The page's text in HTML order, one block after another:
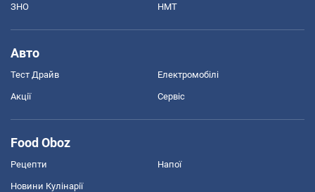
ЗНО НМТ
Авто
Тест Драйв Електромобілі
Акції Сервіс
Food Oboz
Рецепти Напої
Новини Кулінарії